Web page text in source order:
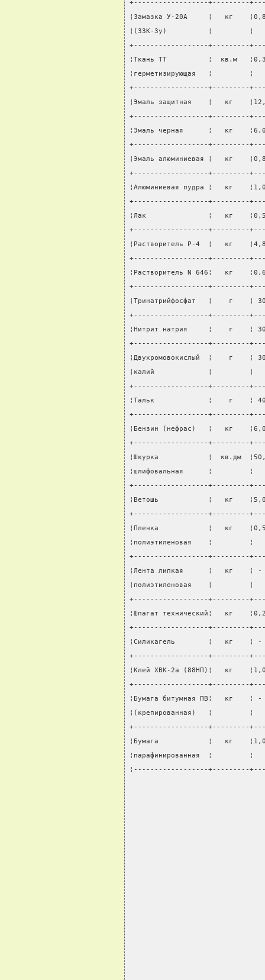
+------------------+---------
¦Замазка У-20А     ¦   кг
¦(ЗЗК-Зу)          ¦         ¦
+------------------+---------
¦Ткань ТТ          ¦  кв.м
¦герметизирующая   ¦
+------------------+---------
¦Эмаль защитная    ¦   кг
+------------------+---------
¦Эмаль черная      ¦   кг
+------------------+---------
¦Эмаль алюминиевая ¦   кг
+------------------+---------
¦Алюминиевая пудра ¦   кг
+------------------+---------
¦Лак               ¦   кг    ¦0,5
+------------------+---------
¦Растворитель Р-4  ¦   кг
+------------------+---------
¦Растворитель N 646¦   кг
+------------------+---------
¦Тринатрийфосфат   ¦    г    ¦
+------------------+---------
¦Нитрит натрия     ¦    г    ¦
+------------------+---------
¦Двухромовокислый  ¦    г    ¦
¦калий             ¦         ¦
+------------------+---------
¦Тальк             ¦    г    ¦ 40 ¦
+------------------+---------
¦Бензин (нефрас)   ¦   кг
+------------------+---------
¦Шкурка            ¦  кв.дм
¦шлифовальная      ¦
+------------------+---------
¦Ветошь            ¦   кг    ¦5,0
+------------------+---------
¦Пленка            ¦   кг    ¦0,5
¦полиэтиленовая    ¦
+------------------+---------
¦Лента липкая      ¦   кг
¦полиэтиленовая    ¦
+------------------+---------
¦Шпагат технический¦   кг
+------------------+---------
¦Силикагель        ¦   кг    ¦ -
+------------------+---------
¦Клей ХВК-2а (88НП)¦   кг
+------------------+---------
¦Бумага битумная ПВ¦
¦(крепированная)   ¦
+------------------+---------
¦Бумага            ¦   кг    ¦1,0
¦парафинированная  ¦
¦------------------+---------